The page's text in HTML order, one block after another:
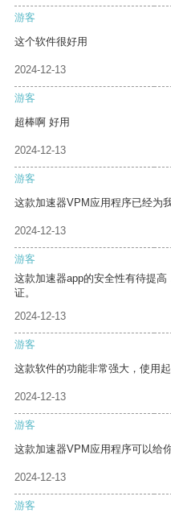
游客
这个软件很好用
2024-12-13
游客
超棒啊 好用
2024-12-13
游客
这款加速器VPM应用程序已经为
2024-12-13
游客
这款加速器app的安全性有待提
证。
2024-12-13
游客
这款软件的功能非常强大，使用起
2024-12-13
游客
这款加速器VPM应用程序可以给
2024-12-13
游客